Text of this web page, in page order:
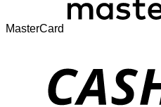
MasterCard